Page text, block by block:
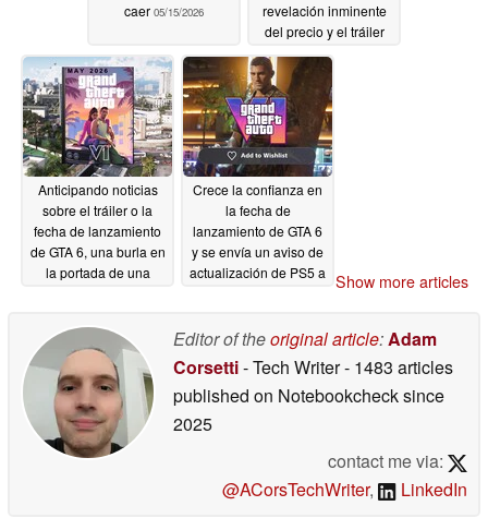
caer 05/15/2026
revelación inminente
del precio y el tráiler
05/14/2026
Anticipando noticias
sobre el tráiler o la
fecha de lanzamiento
de GTA 6, una burla en
la portada de una
Crece la confianza en
la fecha de
lanzamiento de GTA 6
y se envía un aviso de
actualización de PS5 a Show more articles
Editor of theoriginal article:Adam
Corsetti- Tech Writer- 1483 articles
published on Notebookchecksince
2025
contact me via:
@ACorsTechWriter, LinkedIn